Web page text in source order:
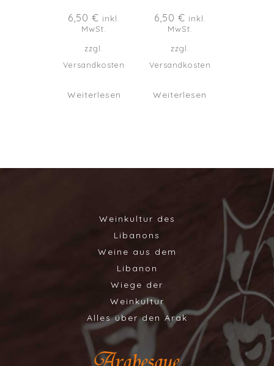
6,50€ inkl.
MwSt.
zzgl.
Versandkosten
Weiterlesen
6,50 € inkl.
MwSt.
zzgl.
Versandkosten
Weiterlesen
Weinkultur des
Libanons
Weine aus dem
Libanon
Wiege der
Weinkultur
Alles über den Arak